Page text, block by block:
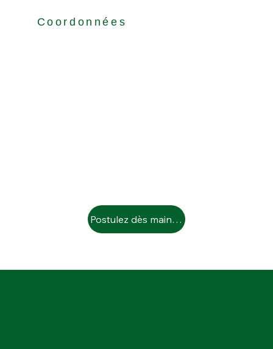
Coordonnées
Postulez dès maintenant